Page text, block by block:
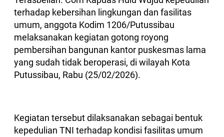
terhadap kebersihan lingkungan dan fasilitas
umum, anggota Kodim 1206/Putussibau
melaksanakan kegiatan gotong royong
pembersihan bangunan kantor puskesmas lama
yang sudah tidak beroperasi, di wilayah Kota
Putussibau, Rabu (25/02/2026).
Kegiatan tersebut dilaksanakan sebagai bentuk
kepedulian TNI terhadap kondisi fasilitas umum